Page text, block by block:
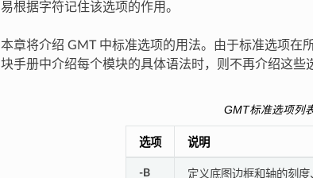
易根据字符记住该选项的作用。
本章将介绍 GMT 中标准选项的用法。由于标准选项在
块手册中介绍每个模块的具体语法时，则不再介绍这些
GMT标准选项列
选项 说明
-B 定义底图边框和轴的刻